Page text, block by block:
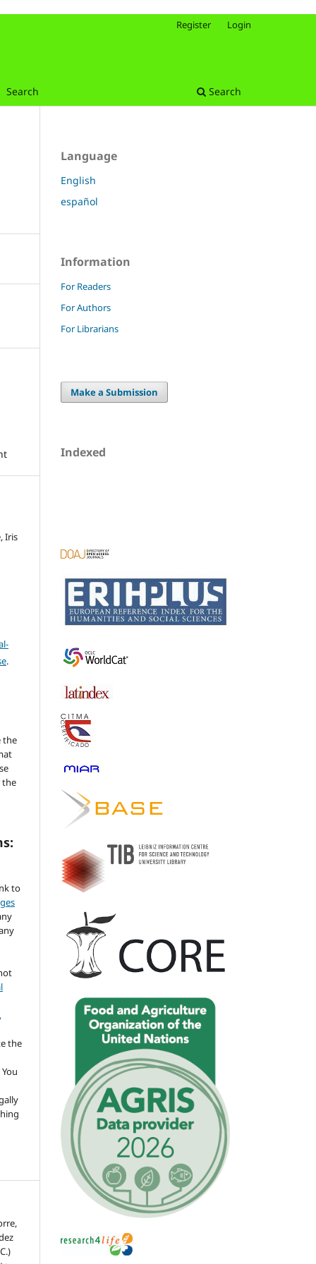
Search Search
Register Login
Iris
.
the
the
to
the
Language
English
español
Information
For Readers
For Authors
For Librarians
Make a Submission
Indexed